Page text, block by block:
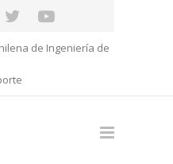
de Ingeniería de